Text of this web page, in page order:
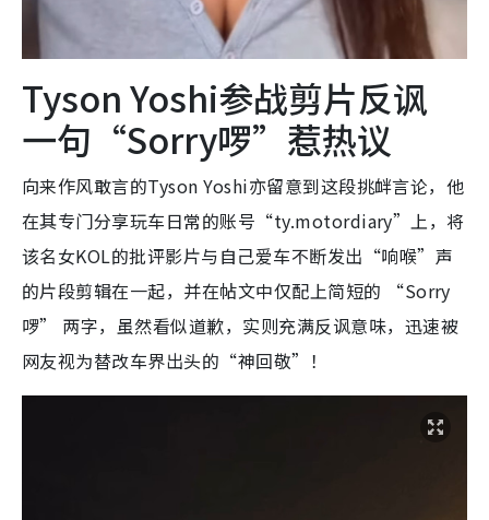
Tyson Yoshi参战剪片反讽
一句“Sorry啰”惹热议
向来作风敢言的Tyson Yoshi亦留意到这段挑衅言论，他
在其专门分享玩车日常的账号“ty.motordiary”上，将
该名女KOL的批评影片与自己爱车不断发出“响喉”声
的片段剪辑在一起，并在帖文中仅配上简短的 “Sorry
啰” 两字，虽然看似道歉，实则充满反讽意味，迅速被
网友视为替改车界出头的“神回敬”！